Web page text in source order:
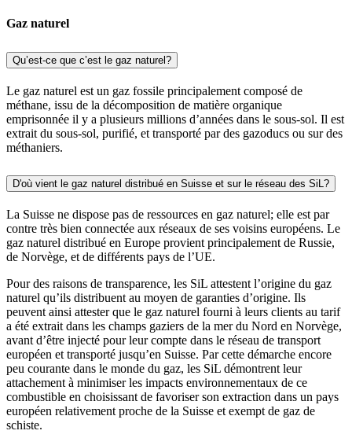
Gaz naturel
Qu’est-ce que c’est le gaz naturel?
Le gaz naturel est un gaz fossile principalement composé de
méthane, issu de la décomposition de matière organique
emprisonnée il y a plusieurs millions d’années dans le sous-sol. Il est
extrait du sous-sol, purifié, et transporté par des gazoducs ou sur des
méthaniers.
D'où vient le gaz naturel distribué en Suisse et sur le réseau des SiL?
La Suisse ne dispose pas de ressources en gaz naturel; elle est par
contre très bien connectée aux réseaux de ses voisins européens. Le
gaz naturel distribué en Europe provient principalement de Russie,
de Norvège, et de différents pays de l’UE.
Pour des raisons de transparence, les SiL attestent l’origine du gaz
naturel qu’ils distribuent au moyen de garanties d’origine. Ils
peuvent ainsi attester que le gaz naturel fourni à leurs clients au tarif
a été extrait dans les champs gaziers de la mer du Nord en Norvège,
avant d’être injecté pour leur compte dans le réseau de transport
européen et transporté jusqu’en Suisse. Par cette démarche encore
peu courante dans le monde du gaz, les SiL démontrent leur
attachement à minimiser les impacts environnementaux de ce
combustible en choisissant de favoriser son extraction dans un pays
européen relativement proche de la Suisse et exempt de gaz de
schiste.